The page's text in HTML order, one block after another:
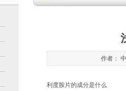
作者：
利度胺片的成分是什么